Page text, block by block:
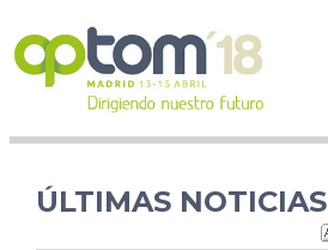
ÚLTIMAS NOTICIAS